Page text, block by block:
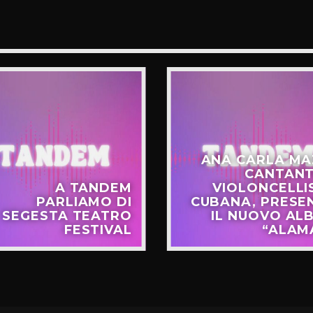
A TANDEM
PARLIAMO DI
SEGESTA TEATRO
FESTIVAL
ANA CARLA
CUBANA,
IL NUOVO